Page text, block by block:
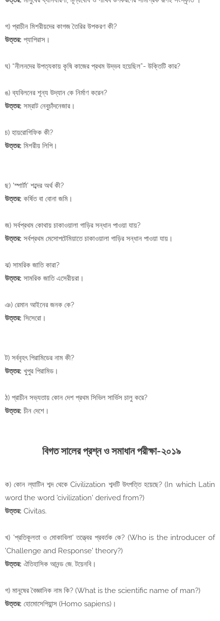
গ) প্রাচীন মিশরীয়দের কাগজ তৈরির উপকরণ কী?
উত্তর: প্যাপিরাস।
ঘ) “নীলনদের উপত্যকায় কৃষি কাজের প্রথম উদ্ভব হয়েছিল”- উক্তিটি কার?
ঙ) ব্যবিলনের শূন্য উদ্যান কে নির্মাণ করেন?
উত্তর: সম্রাট নেবুচাঁদনেজার।
চ) হায়রোগিফিক কী?
উত্তর: মিশরীয় লিপি।
ছ) 'স্পার্টা' শব্দের অর্থ কী?
উত্তর: কর্ষিত বা বোনা জমি।
জ) সর্বপ্রথম কোথায় চাকাওয়ালা গাড়ির সন্ধান পাওয়া যায়?
উত্তর: সর্বপ্রথম মেসোপটেমিয়াতে চাকাওয়ালা গাড়ির সন্ধান পাওয়া যায়।
ঝ) সামরিক জাতি কারা?
উত্তর: সামরিক জাতি এসেরীয়রা।
ঞ) রেমান আইনের জনক কে?
উত্তর: সিসেরো।
ট) সর্ববৃহৎ পিরামিডের নাম কী?
উত্তর: খুপুর পিরামিড।
ঠ) প্রাচীন সভ্যতায় কোন দেশ প্রথম সিভিল সার্ভিস চালু করে?
উত্তর: চীন দেশে।
বিগত সালের প্রশ্ন ও সমাধান পরীক্ষা-২০১৯
ক) কোন ল্যাটিন শব্দ থেকে Civilization শব্দটি উৎপত্তি হয়েছে? (In which Latin
word the word 'civilization' derived from?)
উত্তর: Civitas.
খ) 'প্রতিকূলতা ও মোকাবিলা' তত্ত্বের প্রবর্তক কে? (Who is the introducer of
'Challenge and Response' theory?)
উত্তর: ঐতিহাসিক আনন্ড জে. টয়েনবি।
গ) মানুষের বৈজ্ঞানিক নাম কি? (What is the scientific name of man?)
উত্তর: হোমোসেপিয়ান্স (Homo sapiens)।